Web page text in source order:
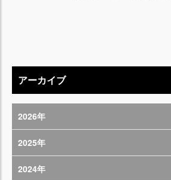
アーカイブ
2026年
2025年
2024年